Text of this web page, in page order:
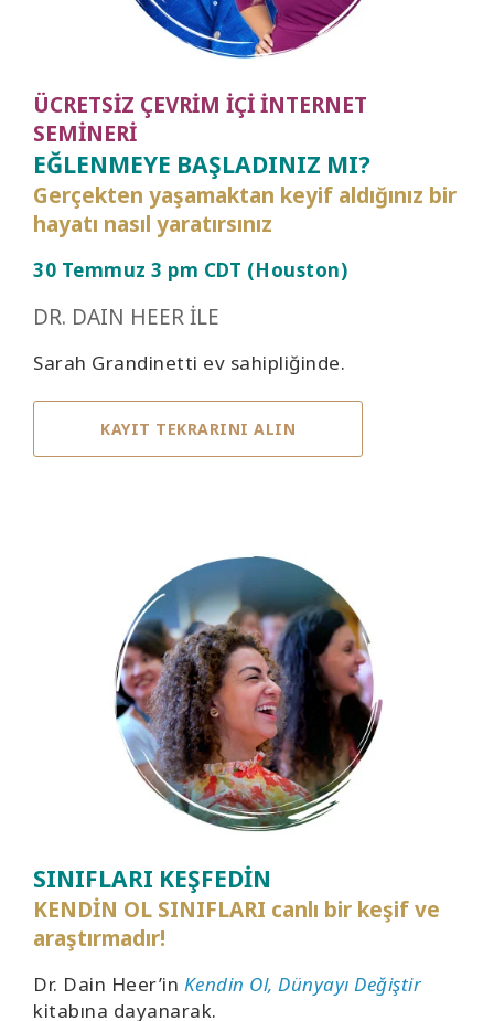
ÜCRETSİZ ÇEVRİM İÇİ İNTERNET
SEMİNERİ
EĞLENMEYE BAŞLADINIZ MI?
Gerçekten yaşamaktan keyif aldığınız bir
hayatı nasıl yaratırsınız
30 Temmuz 3 pm CDT (Houston)
DR. DAIN HEER İLE
Sarah Grandinetti ev sahipliğinde.
KAYIT TEKRARINI ALIN
SINIFLARI KEŞFEDİN
KENDİN OL SINIFLARI canlı bir keşif ve
araştırmadır!
Dr. Dain Heer’in Kendin Ol, Dünyayı Değiştir
kitabına dayanarak.